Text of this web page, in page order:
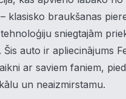
klasisko braukšanas
sniegtajām
Šis auto ir apliecinājums
ar saviem faniem,
un neaizmirstamu.